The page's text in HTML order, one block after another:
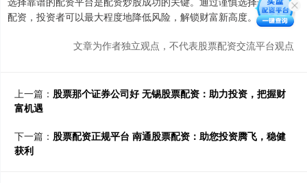
配资，投资者可以最大程度地降低风险，解锁财富新高度。
文章为作者独立观点，不代表股票配资交流平台观点
上一篇： 股票那个证券公司好 无锡股票配资：助力投资，把握财
富机遇
下一篇： 股票配资正规平台 南通股票配资：助您投资腾飞，稳健
获利